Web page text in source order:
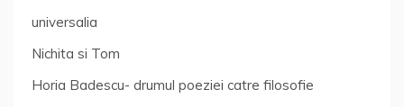
universalia
Nichita si Tom
Horia Badescu- drumul poeziei catre filosofie